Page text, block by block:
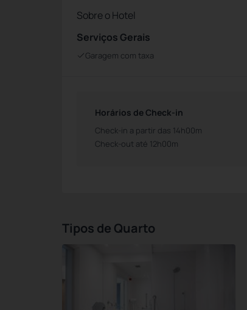
Sobre o Hotel
Serviços Gerais
Garagem com taxa
Horários de Check-in
Check-in a partir das 14h00m
Check-out até 12h00m
Tipos de Quarto